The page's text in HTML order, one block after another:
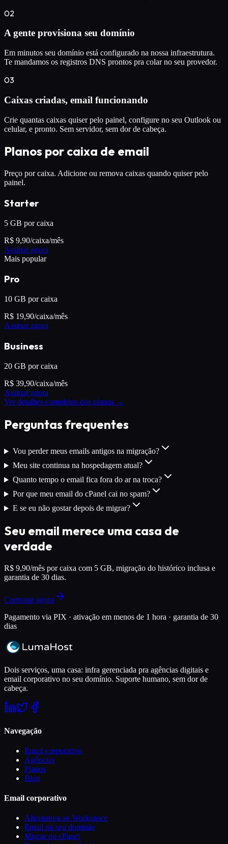
02
A gente provisiona seu domínio
Em minutos seu domínio está configurado na nossa infraestrutura.
Te mandamos os registros DNS prontos pra colar no seu provedor.
03
Caixas criadas, email funcionando
Crie quantas caixas quiser pelo painel, configure no seu Outlook ou
celular, e pronto. Sem servidor, sem dor de cabeça.
Planos por caixa de email
Preço por caixa. Adicione ou remova caixas quando quiser pelo
painel.
Starter
5 GB por caixa
R$ 9,90/caixa/mês
Assinar agora
Mais popular
Pro
10 GB por caixa
R$ 19,90/caixa/mês
Assinar agora
Business
20 GB por caixa
R$ 39,90/caixa/mês
Assinar agora
Ver detalhes completos dos planos →
Perguntas frequentes
Vou perder meus emails antigos na migração?
Meu site continua na hospedagem atual?
Quanto tempo o email fica fora do ar na troca?
Por que meu email do cPanel cai no spam?
E se eu não gostar depois de migrar?
Seu email merece uma casa de
verdade
R$ 9,90/mês por caixa com 5 GB, migração do histórico inclusa e
garantia de 30 dias.
Contratar agora
Pagamento via PIX · ativação em menos de 1 hora · garantia de 30
dias
Dois serviços, uma casa: infra gerenciada pra agências digitais e
email corporativo no seu domínio. Suporte humano, sem dor de
cabeça.
Navegação
Email corporativo
Agências
Planos
Blog
Email corporativo
Alternativa ao Workspace
Email no seu domínio
Migrar do cPanel